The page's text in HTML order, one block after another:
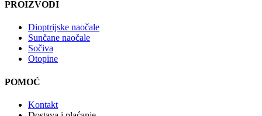
PROIZVODI
Dioptrijske naočale
Sunčane naočale
Sočiva
Otopine
POMOĆ
Kontakt